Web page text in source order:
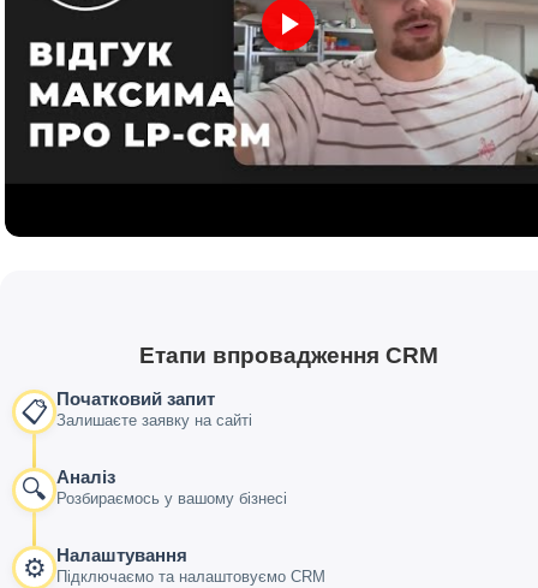
Етапи впровадження CRM
📋 Початковий запит
Залишаєте заявку на сайті
🔍 Аналіз
Розбираємось у вашому бізнесі
⚙️ Налаштування
Підключаємо та налаштовуємо CRM